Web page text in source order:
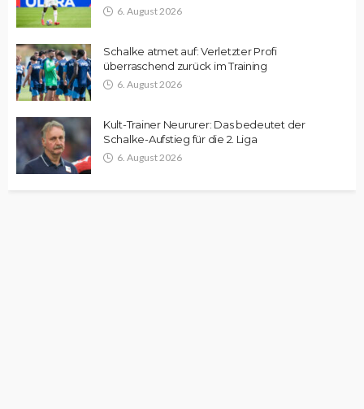
6. August 2026
Schalke atmet auf: Verletzter Profi
überraschend zurück im Training
6. August 2026
Kult-Trainer Neururer: Das bedeutet der
Schalke-Aufstieg für die 2. Liga
6. August 2026